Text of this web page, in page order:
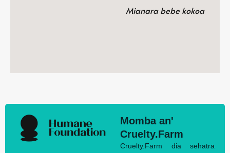
Mianara bebe kokoa
Momba an'
Cruelty.Farm
Cruelty.Farm dia sehatra